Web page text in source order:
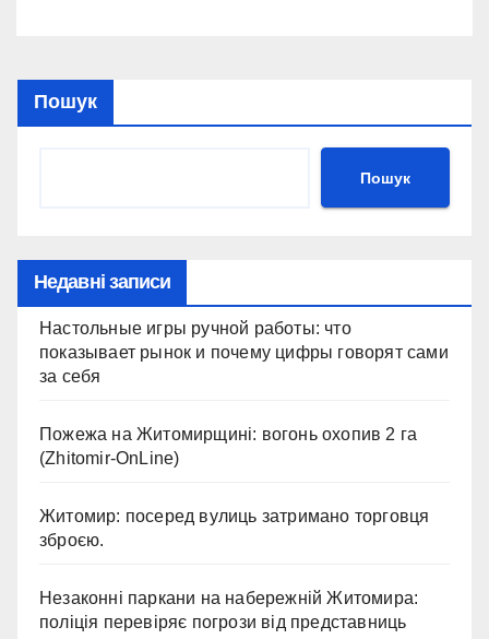
Пошук
Пошук
Недавні записи
Настольные игры ручной работы: что
показывает рынок и почему цифры говорят сами
за себя
Пожежа на Житомирщині: вогонь охопив 2 га
(Zhitomir-OnLine)
Житомир: посеред вулиць затримано торговця
зброєю.
Незаконні паркани на набережній Житомира:
поліція перевіряє погрози від представниць